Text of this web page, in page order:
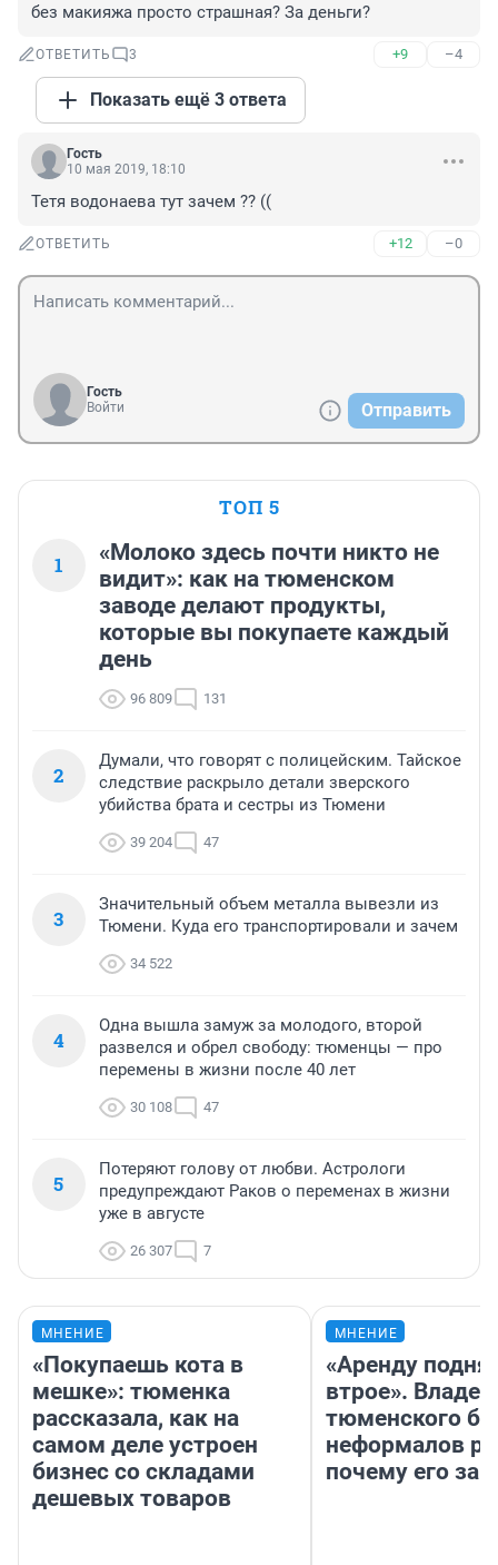
без макияжа просто страшная? За деньги?
ОТВЕТИТЬ 3 +9 –4
Показать ещё 3 ответа
Гость
10 мая 2019, 18:10
Тетя водонаева тут зачем ?? ((
ОТВЕТИТЬ +12 –0
Гость
Войти
Отправить
ТОП 5
1
«Молоко здесь почти никто не
видит»: как на тюменском
заводе делают продукты,
которые вы покупаете каждый
день
96 809 131
2
Думали, что говорят с полицейским. Тайское
следствие раскрыло детали зверского
убийства брата и сестры из Тюмени
39 204 47
3
Значительный объем металла вывезли из
Тюмени. Куда его транспортировали и зачем
34 522
4
Одна вышла замуж за молодого, второй
развелся и обрел свободу: тюменцы — про
перемены в жизни после 40 лет
30 108 47
5
Потеряют голову от любви. Астрологи
предупреждают Раков о переменах в жизни
уже в августе
26 307 7
МНЕНИЕ
«Покупаешь кота в
мешке»: тюменка
рассказала, как на
самом деле устроен
бизнес со складами
дешевых товаров
МНЕНИЕ
«Аренду
втрое».
тюменского
неформалов
почему его